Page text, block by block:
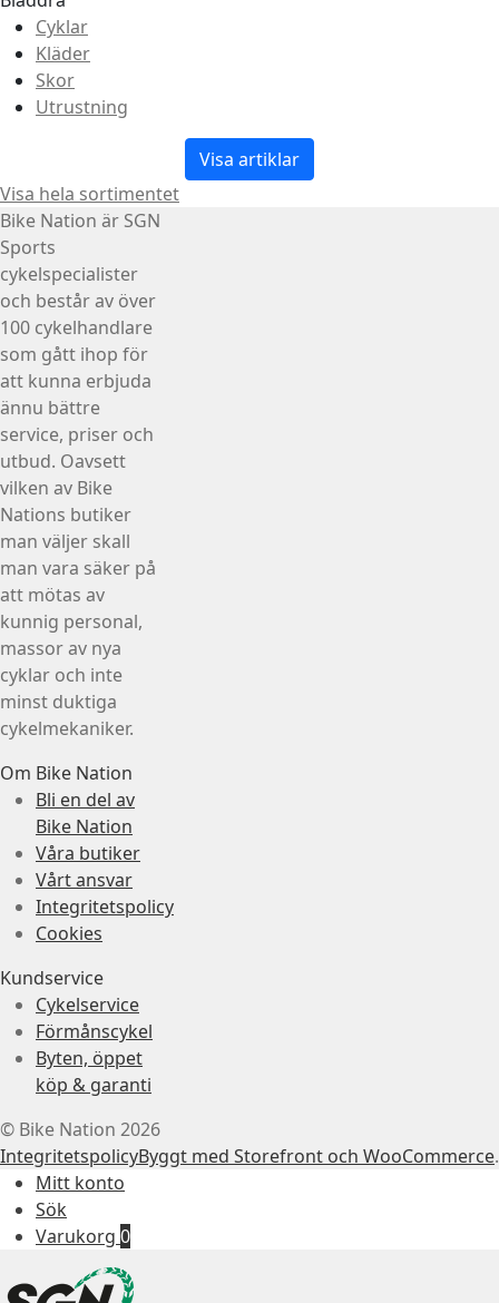
Cyklar
Kläder
Skor
Utrustning
Visa artiklar
Visa hela sortimentet
Bike Nation är SGN
Sports
cykelspecialister
och består av över
100 cykelhandlare
som gått ihop för
att kunna erbjuda
ännu bättre
service, priser och
utbud. Oavsett
vilken av Bike
Nations butiker
man väljer skall
man vara säker på
att mötas av
kunnig personal,
massor av nya
cyklar och inte
minst duktiga
cykelmekaniker.
Om Bike Nation
Bli en del av
Bike Nation
Våra butiker
Vårt ansvar
Integritetspolicy
Cookies
Kundservice
Cykelservice
Förmånscykel
Byten, öppet
köp & garanti
© Bike Nation 2026
IntegritetspolicyByggt med Storefront och WooCommerce.
Mitt konto
Sök
Varukorg 0